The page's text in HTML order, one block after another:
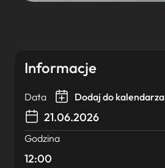
Informacje
Data Dodaj do kalendarza
21.06.2026
Godzina
12:00